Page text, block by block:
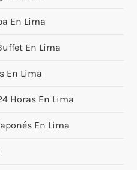
En Lima
En Lima
En Lima
Horas En Lima
En Lima